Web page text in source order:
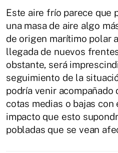
Este aire frío parece que
una masa de aire algo
de origen marítimo polar
llegada de nuevos
obstante, será
seguimiento de la
podría venir acompañado
cotas medias o bajas
impacto que esto
pobladas que se vean